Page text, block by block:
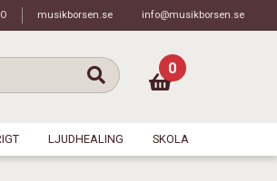
musikborsen.se info@musikborsen.se
0
LJUDHEALING SKOLA